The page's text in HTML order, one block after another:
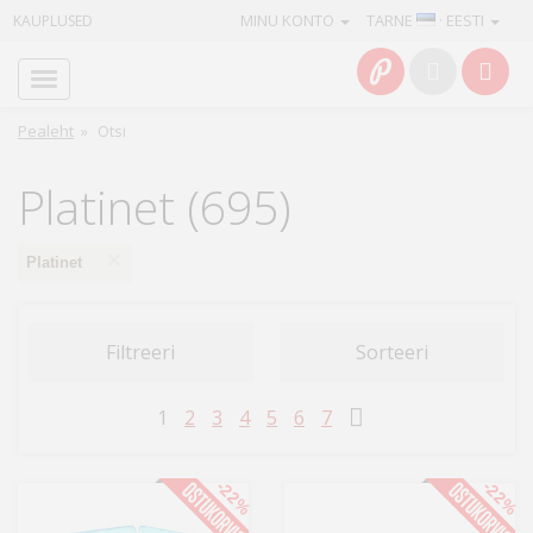
KAUPLUSED TARNE · EESTI
MINU KONTO
Pealeht » Otsi
Platinet (695)
Platinet
Filtreeri Sorteeri
1 2 3 4 5 6 7
-22% -22%
Info